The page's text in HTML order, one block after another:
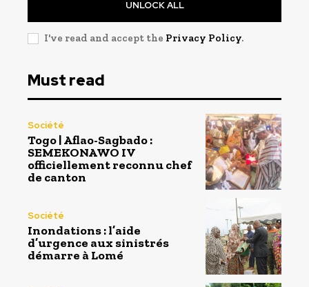
UNLOCK ALL
I've read and accept the Privacy Policy.
Must read
Société
Togo | Aflao-Sagbado :
SEMEKONAWO IV
officiellement reconnu chef
de canton
Société
Inondations : l’aide
d’urgence aux sinistrés
démarre à Lomé